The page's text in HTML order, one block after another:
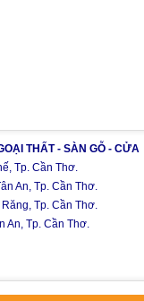
THẤT - SÀN GỖ - CỬA
Tp. Cần Thơ.
An, Tp. Cần Thơ.
Tp. Cần Thơ.
An, Tp. Cần Thơ.